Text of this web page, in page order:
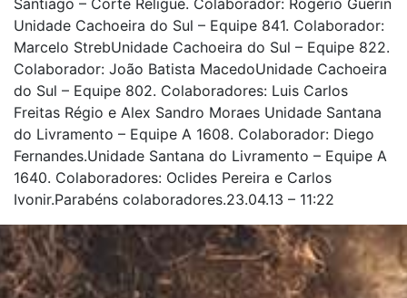
Santiago – Corte Religue. Colaborador: Rogério Guerin
Unidade Cachoeira do Sul – Equipe 841. Colaborador:
Marcelo StrebUnidade Cachoeira do Sul – Equipe 822.
Colaborador: João Batista MacedoUnidade Cachoeira
do Sul – Equipe 802. Colaboradores: Luis Carlos
Freitas Régio e Alex Sandro Moraes Unidade Santana
do Livramento – Equipe A 1608. Colaborador: Diego
Fernandes.Unidade Santana do Livramento – Equipe A
1640. Colaboradores: Oclides Pereira e Carlos
Ivonir.Parabéns colaboradores.23.04.13 – 11:22